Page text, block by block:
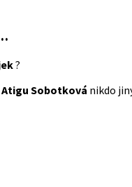
?
Sobotková nikdo